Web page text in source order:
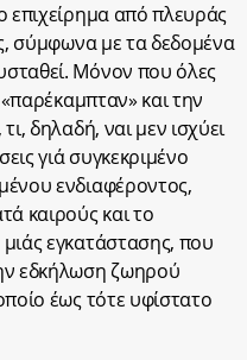
επιχείρημα από πλευράς
σύμφωνα με τα δεδομένα
Μόνον που όλες
και την
δηλαδή, ναι μεν ισχύει
γιά συγκεκριμένο
ενδιαφέροντος,
καιρούς και το
εγκατάστασης, που
εδκήλωση ζωηρού
έως τότε υφίστατο